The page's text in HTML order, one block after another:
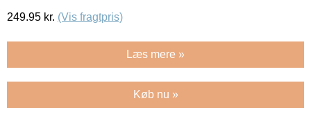
249.95 kr. (Vis fragtpris)
Læs mere »
Køb nu »